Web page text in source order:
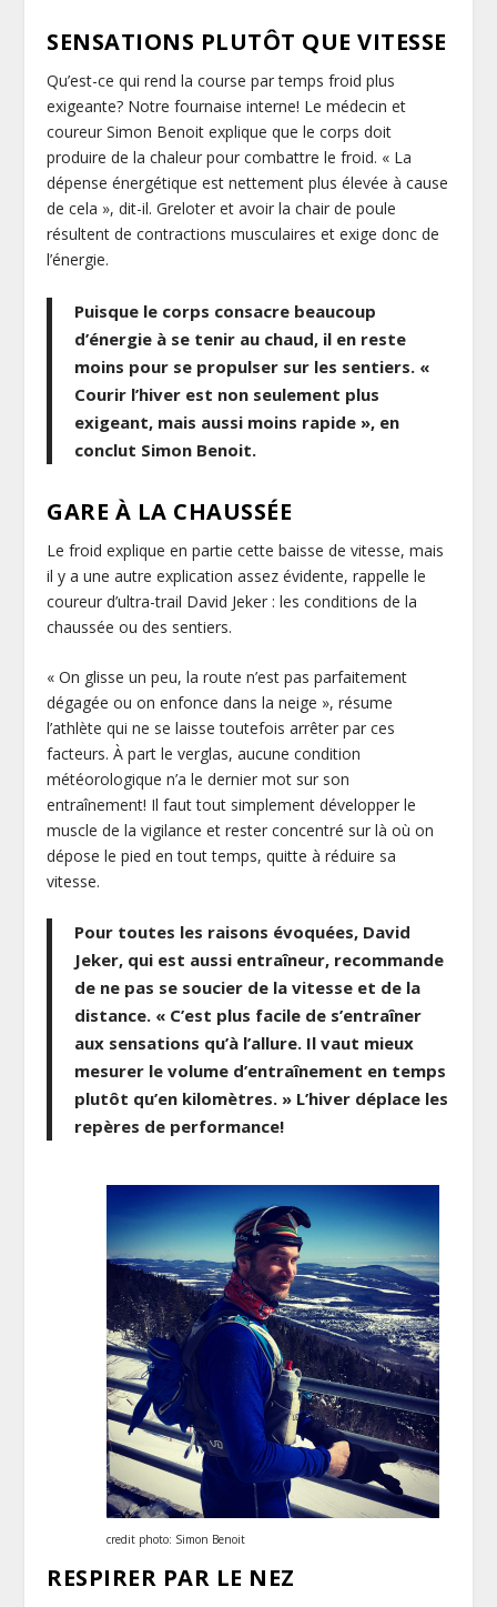
SENSATIONS PLUTÔT QUE VITESSE
Qu’est-ce qui rend la course par temps froid plus
exigeante? Notre fournaise interne! Le médecin et
coureur Simon Benoit explique que le corps doit
produire de la chaleur pour combattre le froid. « La
dépense énergétique est nettement plus élevée à cause
de cela », dit-il. Greloter et avoir la chair de poule
résultent de contractions musculaires et exige donc de
l’énergie.
Puisque le corps consacre beaucoup
d’énergie à se tenir au chaud, il en reste
moins pour se propulser sur les sentiers. «
Courir l’hiver est non seulement plus
exigeant, mais aussi moins rapide », en
conclut Simon Benoit.
GARE À LA CHAUSSÉE
Le froid explique en partie cette baisse de vitesse, mais
il y a une autre explication assez évidente, rappelle le
coureur d’ultra-trail David Jeker : les conditions de la
chaussée ou des sentiers.
« On glisse un peu, la route n’est pas parfaitement
dégagée ou on enfonce dans la neige », résume
l’athlète qui ne se laisse toutefois arrêter par ces
facteurs. À part le verglas, aucune condition
météorologique n’a le dernier mot sur son
entraînement! Il faut tout simplement développer le
muscle de la vigilance et rester concentré sur là où on
dépose le pied en tout temps, quitte à réduire sa
vitesse.
Pour toutes les raisons évoquées, David
Jeker, qui est aussi entraîneur, recommande
de ne pas se soucier de la vitesse et de la
distance. « C’est plus facile de s’entraîner
aux sensations qu’à l’allure. Il vaut mieux
mesurer le volume d’entraînement en temps
plutôt qu’en kilomètres. » L’hiver déplace les
repères de performance!
credit photo: Simon Benoit
RESPIRER PAR LE NEZ